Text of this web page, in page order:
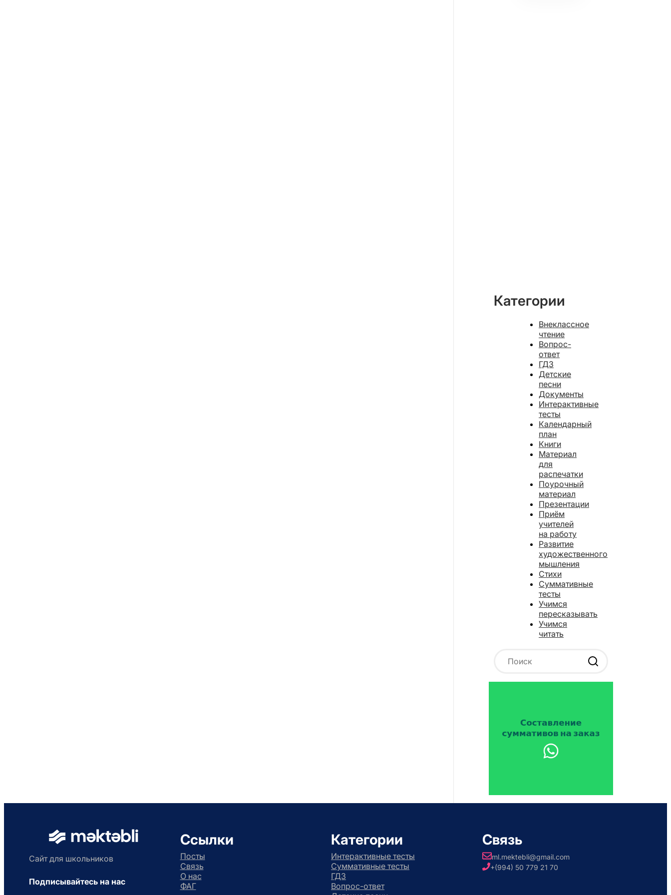
Категории
Внеклассное
чтение
Вопрос-
ответ
ГДЗ
Детские
песни
Документы
Интерактивные
тесты
Календарный
план
Книги
Материал
для
распечатки
Поурочный
материал
Презентации
Приём
учителей
на работу
Развитие
художественного
мышления
Стихи
Суммативные
тесты
Учимся
пересказывать
Учимся
читать
Сайт для школьников
Подписывайтесь на нас
Ссылки
Посты
Связь
О нас
ФАГ
Категории
Интерактивные тесты
Суммативные тесты
ГДЗ
Вопрос-ответ
Связь
ml.mektebli@gmail.com
+(994) 50 779 21 70